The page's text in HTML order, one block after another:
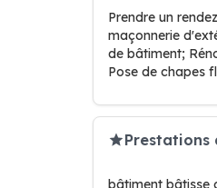
Prendre un
maçonnerie
de bâtiment;
Pose de chapes
Prestations
bâtiment bâtisse